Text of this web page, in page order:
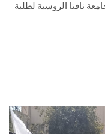
نافتا الروسية لطلبة